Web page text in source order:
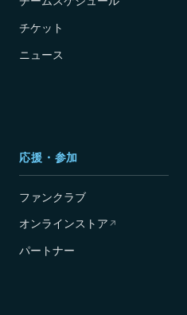
チケット
ニュース
応援・参加
ファンクラブ
オンラインストア ↗
パートナー